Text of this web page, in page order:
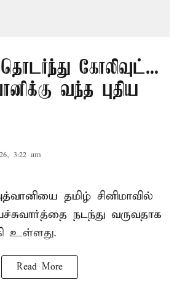
கோலிவுட்...
வந்த புதிய
3:22 am
தமிழ் சினிமாவில்
நடந்து வருவதாக
உள்ளது.
Read More